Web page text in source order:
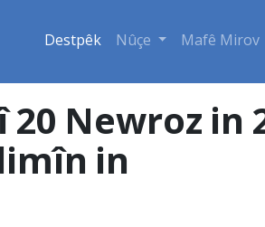
Destpêk Nûçe Mafê Mirov
20 Newroz
in